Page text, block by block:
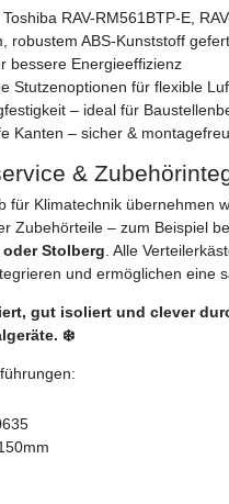
RAV-RM561BTP-E,
robustem ABS-Kunststoff
bessere Energieeffizienz
Stutzenoptionen für flexible
– ideal für
Kanten – sicher &
&
für Klimatechnik übernehmen
Zubehörteile – zum Beispiel
Stolberg . Alle
und ermöglichen eine
gut isoliert und clever
❄️